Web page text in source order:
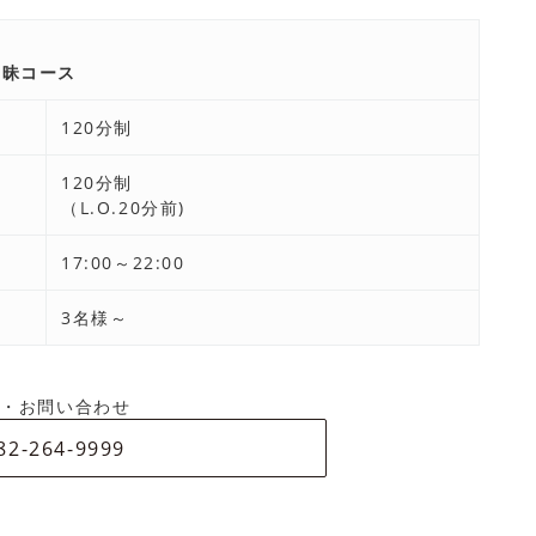
コース
120分制
120分制
（L.O.20分前)
17:00～22:00
3名様～
お問い合わせ
264-9999